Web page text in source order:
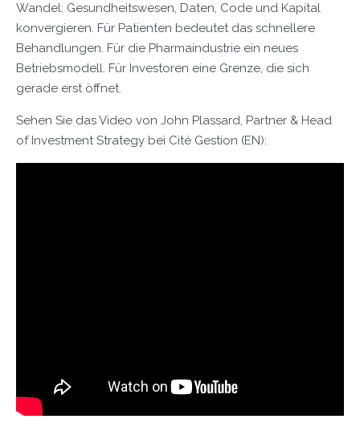
Wandel: Gesundheitswesen, Daten, Code und Kapital
konvergieren. Für Patienten bedeutet das schnellere
Behandlungen. Für die Pharmaindustrie ein neues
Betriebsmodell. Für Investoren eine Grenze, die sich
gerade erst öffnet.
Sehen Sie das Video von John Plassard, Partner & Head
of Investment Strategy bei Cité Gestion (EN):